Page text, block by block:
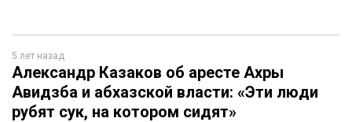
5 лет назад
Александр Казаков об аресте Ахры
Авидзба и абхазской власти: «Эти люди
рубят сук, на котором сидят»